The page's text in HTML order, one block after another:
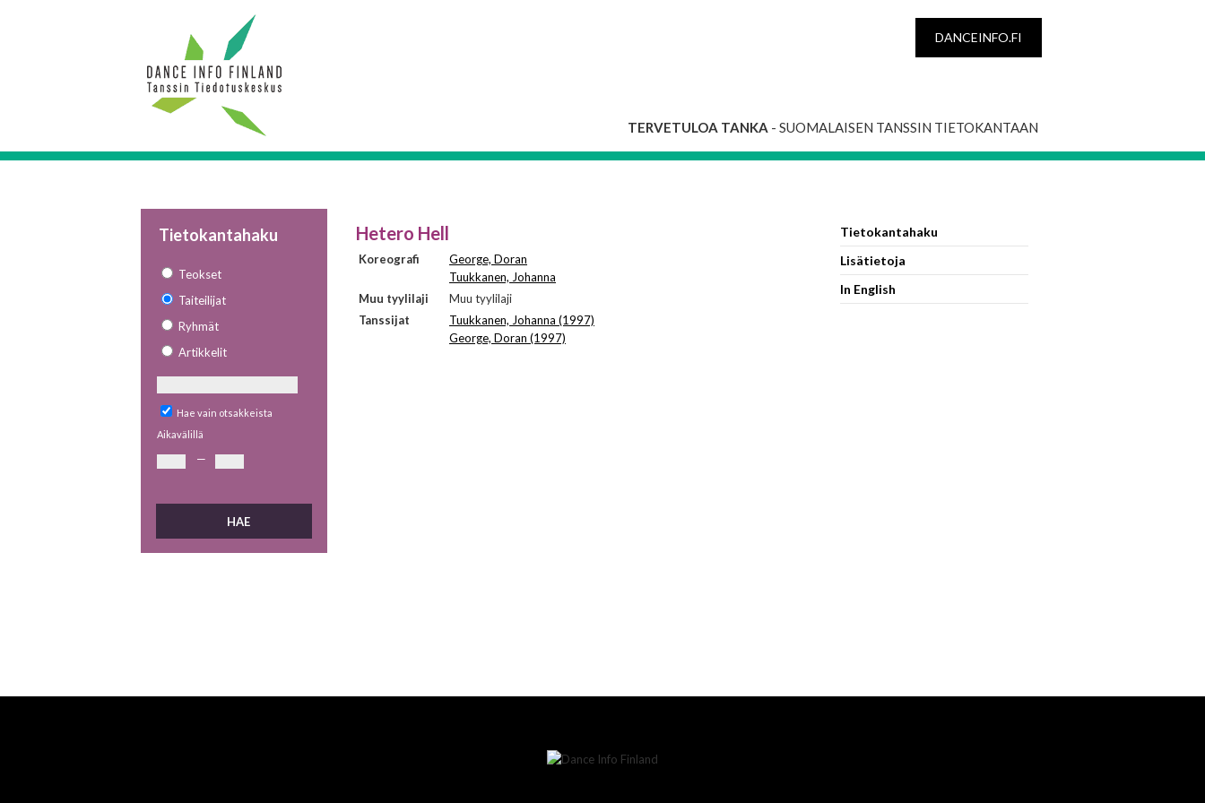
DANCEINFO.FI
TERVETULOA TANKA - SUOMALAISEN TANSSIN TIETOKANTAAN
Tietokantahaku
Teokset
Taiteilijat
Ryhmät
Artikkelit
Hae vain otsakkeista
Aikavälillä
—
Hetero Hell
Koreografi
George, Doran
Tuukkanen, Johanna
Muu tyylilaji
Muu tyylilaji
Tanssijat
Tuukkanen, Johanna (1997)
George, Doran (1997)
Tietokantahaku
Lisätietoja
In English